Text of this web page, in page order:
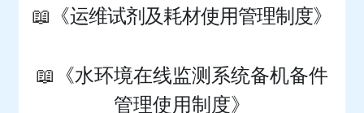
📖 《运维试剂及耗材使用管理制度》
📖 《水环境在线监测系统备机备件
管理使用制度》